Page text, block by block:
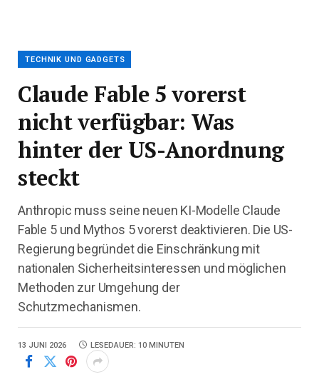
TECHNIK UND GADGETS
Claude Fable 5 vorerst
nicht verfügbar: Was
hinter der US-Anordnung
steckt
Anthropic muss seine neuen KI-Modelle Claude
Fable 5 und Mythos 5 vorerst deaktivieren. Die US-
Regierung begründet die Einschränkung mit
nationalen Sicherheitsinteressen und möglichen
Methoden zur Umgehung der
Schutzmechanismen.
13 JUNI 2026 LESEDAUER: 10 MINUTEN